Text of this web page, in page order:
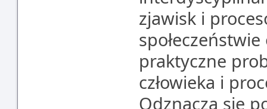
zjawisk i
praktyczne
człowieka i
Odznacza się